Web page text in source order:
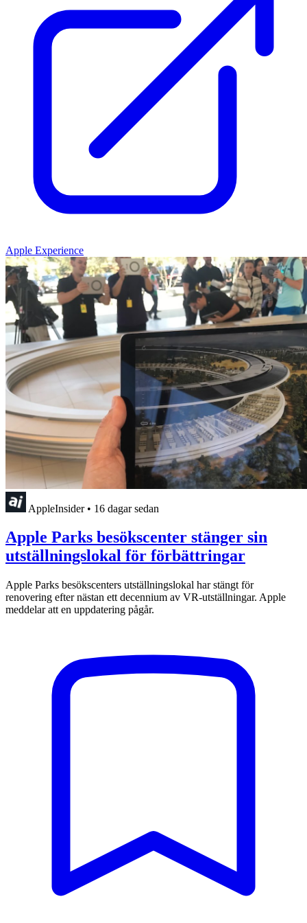
Apple Experience
AppleInsider • 16 dagar sedan
Apple Parks besökscenter stänger sin
utställningslokal för förbättringar
Apple Parks besökscenters utställningslokal har stängt för
renovering efter nästan ett decennium av VR-utställningar. Apple
meddelar att en uppdatering pågår.